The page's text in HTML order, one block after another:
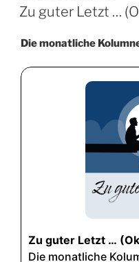
AM
Zu guter Letzt …
Die monatliche